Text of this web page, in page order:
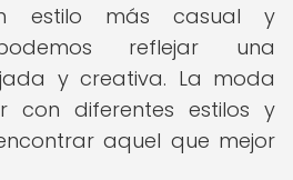
estilo más casual y
reflejar una
y creativa. La moda
con diferentes estilos y
aquel que mejor